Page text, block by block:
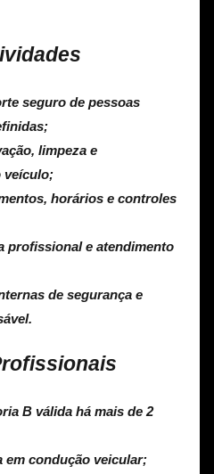
seguro de pessoas
limpeza e
veículo;
horários e controles
profissional e atendimento
de segurança e
B válida há mais de 2
em condução veicular;